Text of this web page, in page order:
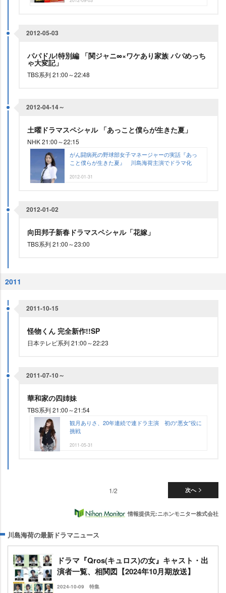
2012-05-03
パパドル!特別編 「関ジャニ∞×ワケあり家族 パパめっち
ゃ大変記」
TBS系列 21:00～22:48
2012-04-14～
土曜ドラマスペシャル 「あっこと僕らが生きた夏」
NHK 21:00～22:15
がん闘病死の野球部女子マネージャーの実話『あっ
こと僕らが生きた夏』 川島海荷主演でドラマ化
2012-01-31
2012-01-02
向田邦子新春ドラマスペシャル「花嫁」
TBS系列 21:00～23:00
2011
2011-10-15
怪物くん 完全新作!!SP
日本テレビ系列 21:00～22:23
2011-07-10～
華和家の四姉妹
TBS系列 21:00～21:54
観月ありさ、20年連続で連ドラ主演 初の“悪女”役に
挑戦
2011-05-31
次へ
1/2
情報提供元:ニホンモニター株式会社
川島海荷の最新ドラマニュース
ドラマ『Qros(キュロス)の女』キャスト・出
演者一覧、相関図【2024年10月期放送】
2024-10-09 特集